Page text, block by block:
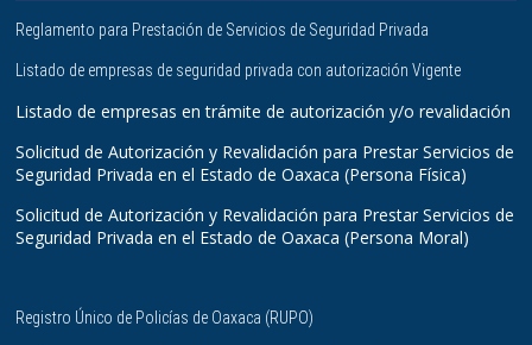
Reglamento para Prestación de Servicios de Seguridad Privada
Listado de empresas de seguridad privada con autorización Vigente
Listado de empresas en trámite de autorización y/o revalidación
Solicitud de Autorización y Revalidación para Prestar Servicios de
Seguridad Privada en el Estado de Oaxaca (Persona Física)
Solicitud de Autorización y Revalidación para Prestar Servicios de
Seguridad Privada en el Estado de Oaxaca (Persona Moral)
Registro Único de Policías de Oaxaca (RUPO)